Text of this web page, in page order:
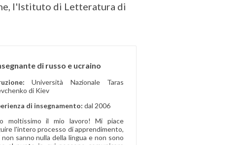
l'Istituto di Letteratura di
di russo e ucraino
Università Nazionale Taras
di Kiev
di insegnamento: dal 2006
moltissimo il mio lavoro! Mi piace
l'intero processo di apprendimento,
sanno nulla della lingua e non sono